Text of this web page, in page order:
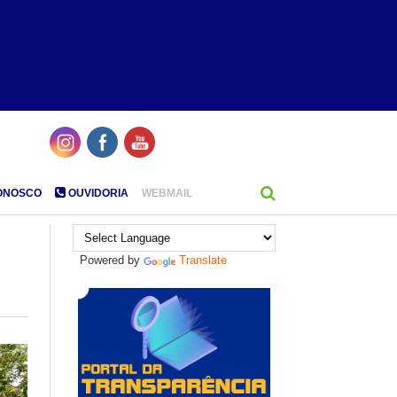
OUVIDORIA WEBMAIL
Powered by Translate